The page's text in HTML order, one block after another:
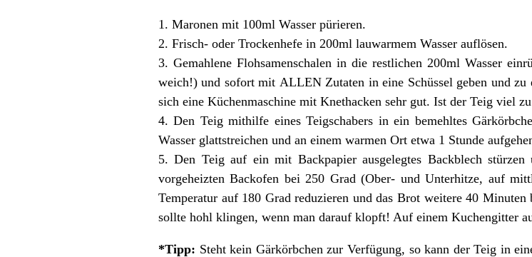
1. Maronen mit 100ml Wasser pürieren.
2. Frisch- oder Trockenhefe in 200ml lauwarmem Wasser auflösen.
3. Gemahlene Flohsamenschalen in die restlichen 200ml Wasser
weich!) und sofort mit ALLEN Zutaten in eine Schüssel geben und
sich eine Küchenmaschine mit Knethacken sehr gut. Ist der Teig viel
4. Den Teig mithilfe eines Teigschabers in ein bemehltes
Wasser glattstreichen und an einem warmen Ort etwa 1 Stunde
5. Den Teig auf ein mit Backpapier ausgelegtes Backblech
vorgeheizten Backofen bei 250 Grad (Ober- und Unterhitze, auf
Temperatur auf 180 Grad reduzieren und das Brot weitere 40
sollte hohl klingen, wenn man darauf klopft! Auf einem Kuchengitter
*Tipp: Steht kein Gärkörbchen zur Verfügung, so kann der Teig in